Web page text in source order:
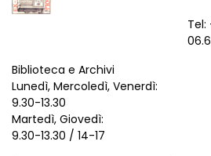
Tel:
Biblioteca e Archivi
Lunedì, Mercoledì, Venerdì:
9.30-13.30
Martedì, Giovedì:
9.30-13.30 / 14-17